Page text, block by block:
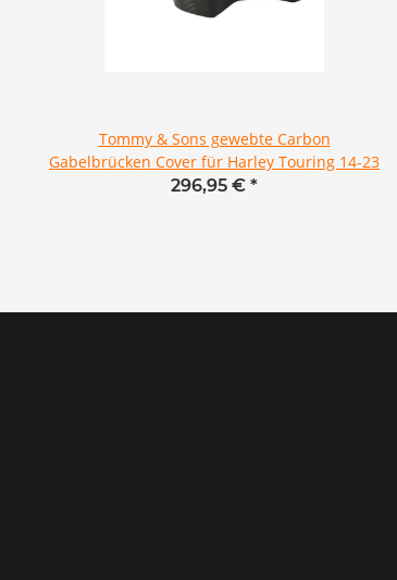
Tommy & Sons gewebte Carbon
Gabelbrücken Cover für Harley Touring 14-23
296,95 € *